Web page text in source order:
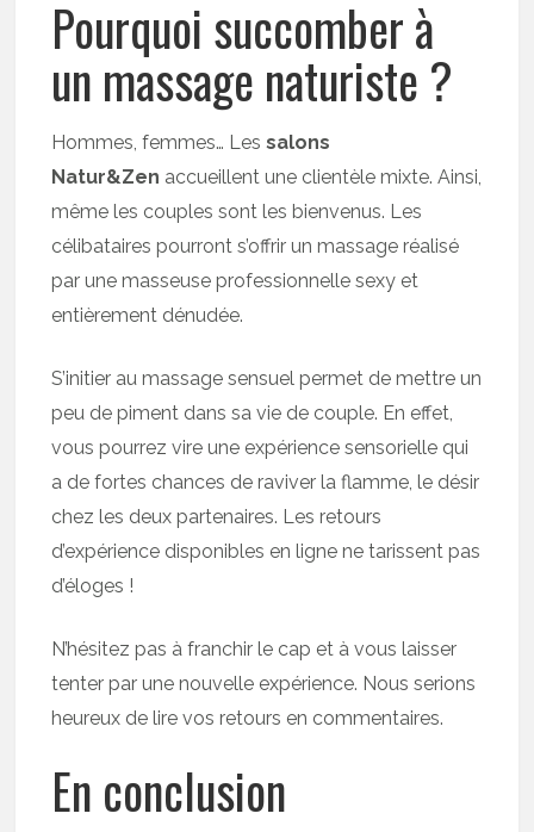
Pourquoi succomber à
un massage naturiste ?
Hommes, femmes… Lessalons
Natur&Zen accueillent une clientèle mixte. Ainsi,
même les couples sont les bienvenus. Les
célibataires pourront s’offrir un massage réalisé
par une masseuse professionnelle sexy et
entièrement dénudée.
S’initier au massage sensuel permet de mettre un
peu de piment dans sa vie de couple. En effet,
vous pourrez vire une expérience sensorielle qui
a de fortes chances de raviver la flamme, le désir
chez les deux partenaires. Les retours
d’expérience disponibles en ligne ne tarissent pas
d’éloges !
N’hésitez pas à franchir le cap et à vous laisser
tenter par une nouvelle expérience. Nous serions
heureux de lire vos retours en commentaires.
En conclusion